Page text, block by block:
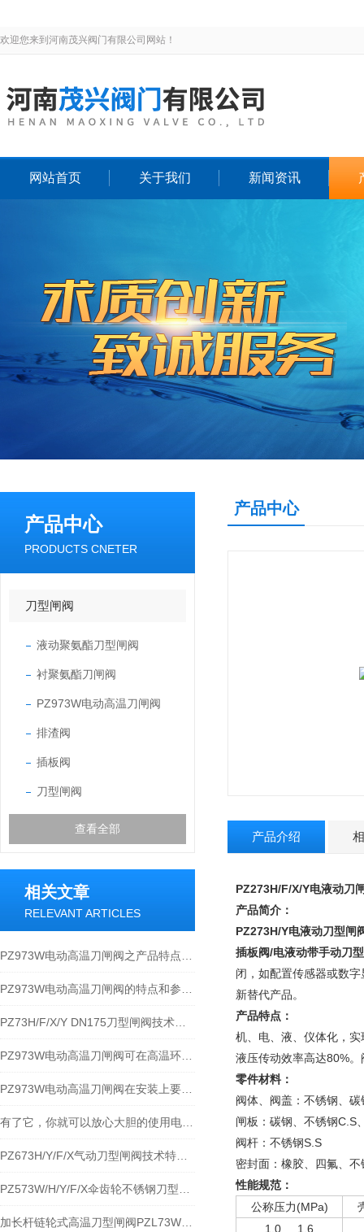
欢迎您来到河南茂兴阀门有限公司网站！
网站首页 关于我们 新闻资讯
产品中心
PRODUCTS CNETER
刀型闸阀
液动聚氨酯刀型闸阀
衬聚氨酯刀闸阀
PZ973W电动高温刀闸阀
排渣阀
插板阀
刀型闸阀
查看全部
相关文章
RELEVANT ARTICLES
产品中心
产品介绍
PZ273H/F/X/Y电液动刀
产品简介：
PZ273H/Y电液动刀型闸
插板阀/电液动带手动刀
闭，如配置传感器或数
新替代产品。
产品特点：
机、电、液、仪体化，
液压传动效率高达80%
零件材料：
阀体、阀盖：不锈钢、
闸板：碳钢、不锈钢C.S
阀杆：不锈钢S.S
密封面：橡胶、四氟、
性能规范：
公称压力(MPa)
1.0 1.6